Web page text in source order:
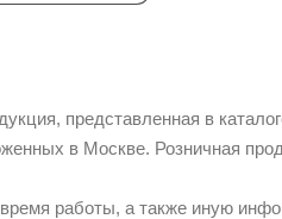
представленная в
в Москве. Розничная
работы, а также иную